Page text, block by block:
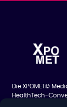
Die XPOMET©
HealthTech-